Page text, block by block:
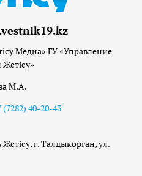
Медиа» ГУ «Управление
М.А.
(7282) 40-20-43
г. Талдыкорган, ул.